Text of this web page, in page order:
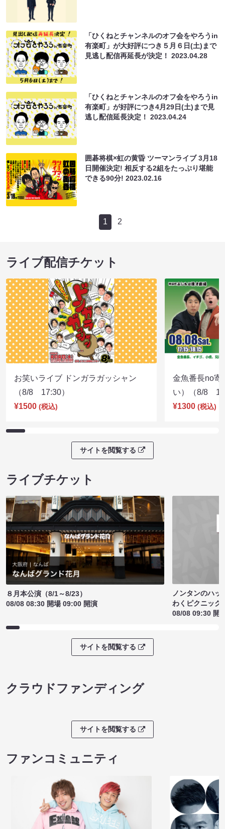
「ひくねとチャンネルのオフ会をやろうin
有楽町」が大好評につき５月６日(土)まで
見逃し配信再延長が決定！2023.04.28
「ひくねとチャンネルのオフ会をやろうin
有楽町」が好評につき4月29日(土)まで見
逃し配信延長決定！2023.04.24
囲碁将棋×虹の黄昏 ツーマンライブ 3月18
日開催決定! 相反する2組をたっぷり堪能
できる90分!2023.02.16
1 2
ライブ配信チケット
お笑いライブ ドンガラガッシャン
（8/8 17:30）
¥1500 (税込)
金魚番長no寄
い）（8/8
¥1300 (税込)
サイトを閲覧する
ライブチケット
８月本公演（8/1～8/23）
08/08 08:30 開場 09:00 開演
ノンタンのハッ
わくピクニック
08/08 09:30 開
サイトを閲覧する
クラウドファンディング
サイトを閲覧する
ファンコミュニティ